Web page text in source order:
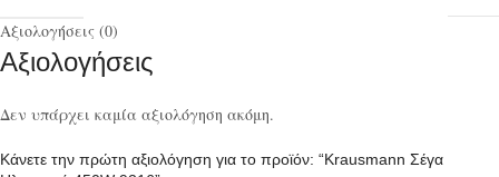
Αξιολογήσεις (0)
Αξιολογήσεις
Δεν υπάρχει καμία αξιολόγηση ακόμη.
Κάνετε την πρώτη αξιολόγηση για το προϊόν: “Krausmann Σέγα